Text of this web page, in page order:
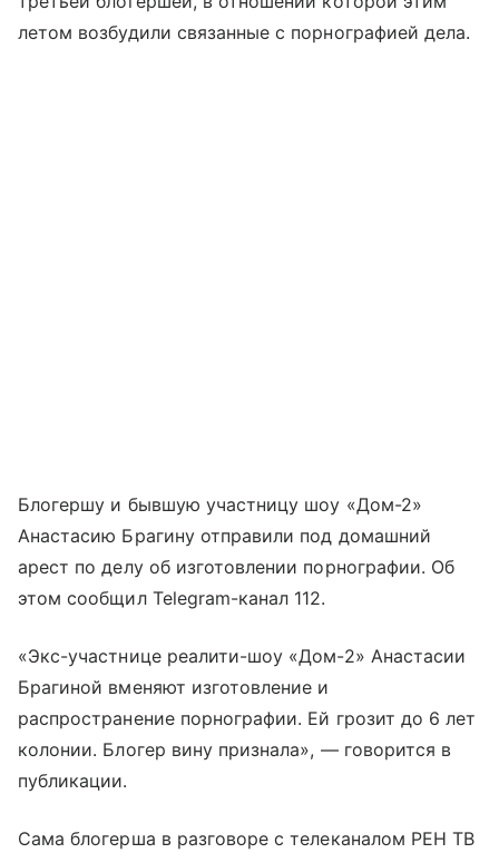
летом возбудили связанные с порнографией дела.
Блогершу и бывшую участницу шоу «Дом-2»
Анастасию Брагину отправили под домашний
арест по делу об изготовлении порнографии. Об
этом сообщил Telegram-канал 112.
«Экс-участнице реалити-шоу «Дом-2» Анастасии
Брагиной вменяют изготовление и
распространение порнографии. Ей грозит до 6 лет
колонии. Блогер вину признала», — говорится в
публикации.
Сама блогерша в разговоре с телеканалом РЕН ТВ